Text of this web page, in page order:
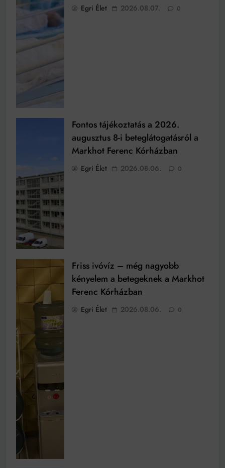
Egri Élet 2026.08.07. 0
Fontos tájékoztatás a 2026.
augusztus 8-i beteglátogatásról a
Markhot Ferenc Kórházban
Egri Élet 2026.08.06. 0
Friss ivóvíz – még nagyobb
kényelem a betegeknek a Markhot
Ferenc Kórházban
Egri Élet 2026.08.06. 0